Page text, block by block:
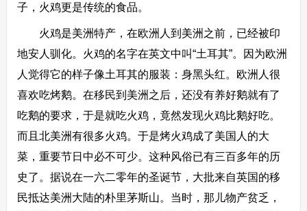
子，火鸡更是传统的食品。
火鸡是美洲特产，在欧洲人到美洲之前，已经被印
地安人驯化。火鸡的名字在英文中叫“土耳其”。因为欧洲
人觉得它的样子像土耳其的服装：身黑头红。欧洲人很
喜欢吃烤鹅。在移民到美洲之后，还没有养好鹅就有了
吃鹅的要求，于是就吃火鸡，竟然发现火鸡比鹅好吃。
而且北美洲有很多火鸡。于是烤火鸡成了美国人的大
菜，重要节日中必不可少。这种风俗已有三百多年的历
史了。据说在一六二零年的圣诞节，大批来自英国的移
民抵达美洲大陆的朴里茅斯山。当时，那儿物产贫乏，